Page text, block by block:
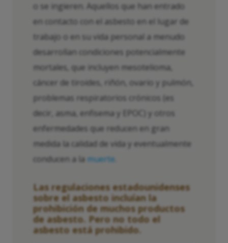
o se ingieren. Aquellos que han entrado
en contacto con el asbesto en el lugar de
trabajo o en su vida personal a menudo
desarrollan condiciones potencialmente
mortales, que incluyen mesotelioma,
cáncer de tiroides, riñón, ovario y pulmón,
problemas respiratorios crónicos (es
decir, asma, enfisema y EPOC) y otros
enfermedades que reducen en gran
medida la calidad de vida y eventualmente
conducen a la muerte
Las regulaciones estadounidenses
sobre el asbesto incluían la
prohibición de muchos productos
de asbesto. Pero no todo el
asbesto está prohibido.